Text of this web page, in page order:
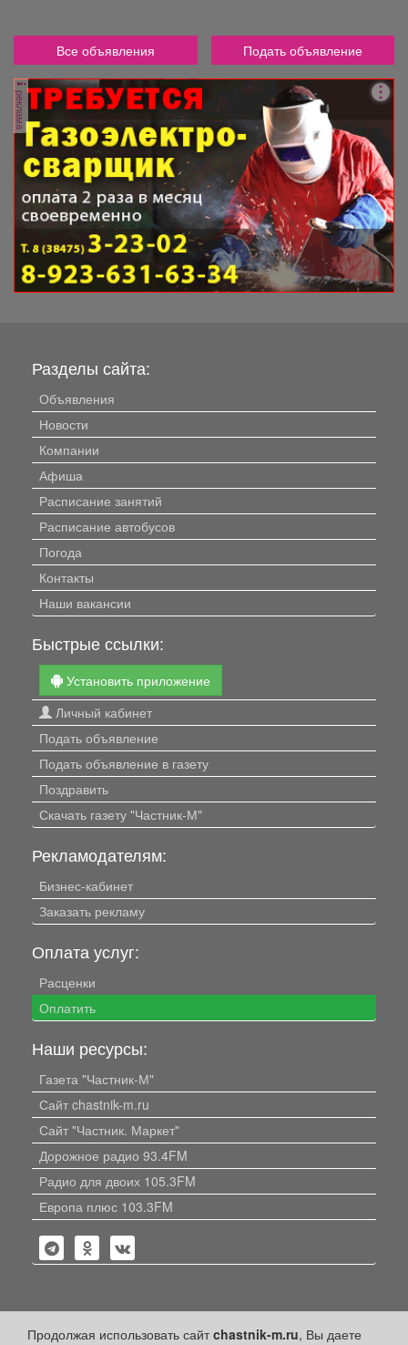
Все объявления Подать объявление
реклама
Продолжая использовать сайтchastnik-m.ru, Вы даете
Разделы сайта:
Объявления
Новости
Компании
Афиша
Расписание занятий
Расписание автобусов
Погода
Контакты
Наши вакансии
Быстрые ссылки:
Установить приложение
Личный кабинет
Подать объявление
Подать объявление в газету
Поздравить
Скачать газету "Частник-М"
Рекламодателям:
Бизнес-кабинет
Заказать рекламу
Оплата услуг:
Расценки
Оплатить
Наши ресурсы:
Газета "Частник-М"
Сайт chastnik-m.ru
Сайт "Частник. Маркет"
Дорожное радио 93.4FM
Радио для двоих 105.3FM
Европа плюс 103.3FM
Политика конфиденциальности